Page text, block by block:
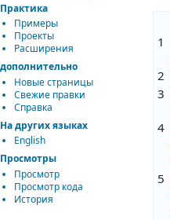
1
2
3
4
5
Практика
Примеры
Проекты
Расширения
дополнительно
Новые страницы
Свежие правки
Справка
На других языках
English
Просмотры
Просмотр
Просмотр кода
История